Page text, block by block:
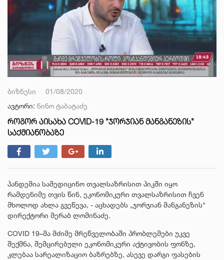
ბიზნესი
01/08/2020
ავტორი: ნინო ტაბატაძე
ᲠᲝᲒᲝᲠ ᲐᲘᲡᲐᲮᲐ COVID-19 "ᲯᲝᲠᲯᲘᲐᲜ ᲛᲐᲜᲒᲐᲜᲔᲖᲘᲡ"
ᲡᲐᲥᲛᲘᲐᲜᲝᲑᲐᲖᲔ
პანდემია სამედიცინო თვალსაზრისით პიკში იყო
რამდენიმე თვის წინ, ეკონომიკური თვალსაზრისით ჩვენ
მხოლოდ ახლა გვეწევა, - აცხადებს „ჯორჯიან მანგანეზის“
დირექტორი მერაბ ლომინაძე.
COVID 19–მა მძიმე მრეწველობაში პრობლემები უკვე
შექმნა, შემცირებული ეკონომიკური აქტივობის ფონზე,
კლებაა სარეალიზაციო ბაზრებზე, ასევე დარგი ფასების